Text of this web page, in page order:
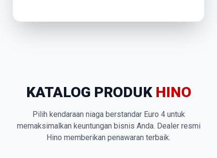
KATALOG PRODUK HINO
Pilih kendaraan niaga berstandar Euro 4 untuk
memaksimalkan keuntungan bisnis Anda. Dealer resmi
Hino memberikan penawaran terbaik.